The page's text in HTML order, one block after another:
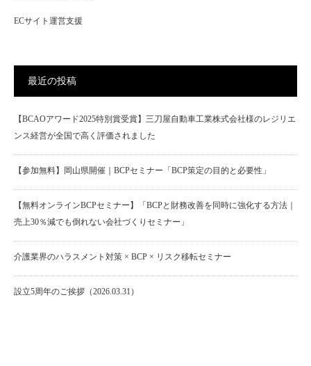
ECサイト運営支援
最近の投稿
【BCAOアワード2025特別賞受賞】三刀屋自動車工業株式会社様のレジリエ
ンス経営が全国で高く評価されました
【参加無料】岡山県開催｜BCPセミナー「BCP策定の目的と必要性」
【無料オンラインBCPセミナー】「BCPと財務改善を同時に強化する方法｜
売上30％減でも倒れない会社づくりセミナー」
介護業界のハラスメント対策 × BCP × リスク移転セミナー
設立5周年のご挨拶（2026.03.31）